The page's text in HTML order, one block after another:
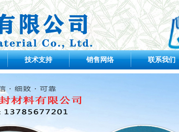
技术支持 销售网络 联系我们